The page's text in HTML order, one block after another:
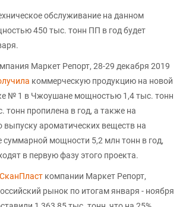
обслуживание на данном
450 тыс. тонн ПП в год будет
Маркет Репорт, 28-29 декабря 2019
коммерческую продукцию на новой
№ 1 в Чжоушане мощностью 1,4 тыс. тонн
тонн пропилена в год, а также на
выпуску ароматических веществ на
мощности 5,2 млн тонн в год,
в первую фазу этого проекта.
СканПласт компании Маркет Репорт,
рынок по итогам января - ноября